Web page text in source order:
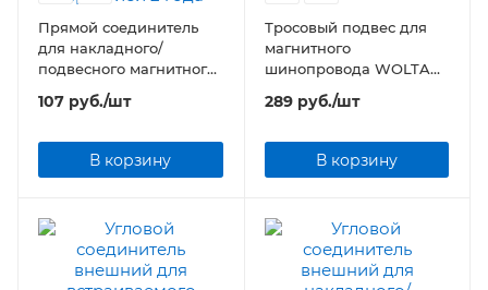
Прямой соединитель
для накладного/
подвесного магнитного
шинопровода WOLTA
WML-SMCP/01B черный
107 руб./шт
В корзину
Тросовый подвес для
магнитного
шинопровода WOLTA
WML-MK5/01B 2х2м
черный
289руб./шт
В корзину